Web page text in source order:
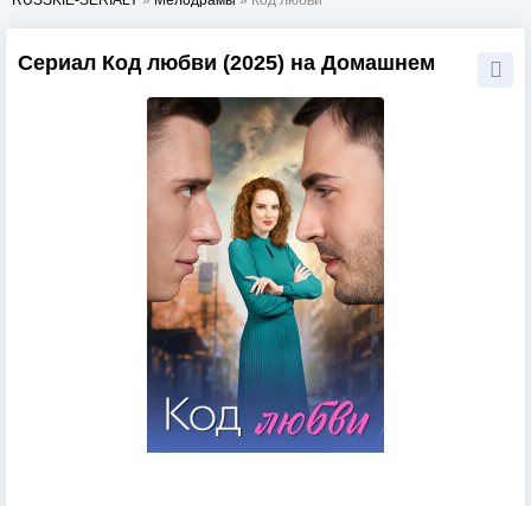
Сериал Код любви (2025) на Домашнем